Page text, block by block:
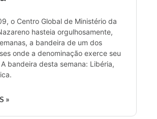
o Centro Global de Ministério da
hasteia orgulhosamente,
a bandeira de um dos
onde a denominação exerce seu
bandeira desta semana: Libéria,
»